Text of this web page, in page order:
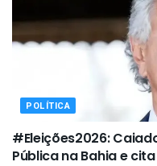
POLÍTICA
#Eleições2026:
Pública na Bahia e